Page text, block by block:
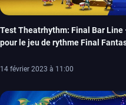
Test Theatrhythm: Final Bar
pour le jeu de rythme Final
14 février 2023 à 11:00